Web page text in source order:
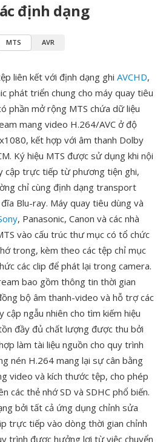
định dạng
MTS AVR
liên kết với định dạng ghi AVCHD,
phát triển chung cho máy quay tiêu
phần mở rộng MTS chứa dữ liệu
mang video H.264/AVC ở độ
kết hợp với âm thanh Dolby
Ký hiệu MTS được sử dụng khi nội
cập trực tiếp từ phương tiện ghi,
chỉ cùng định dạng transport
Blu-ray. Máy quay tiêu dùng và
, Panasonic, Canon và các nhà
vào cấu trúc thư mục có tổ chức
trong, kèm theo các tệp chỉ mục
các clip để phát lại trong camera.
bao gồm thông tin thời gian
bộ âm thanh-video và hỗ trợ các
cập ngẫu nhiên cho tìm kiếm hiệu
đầy đủ chất lượng được thu bởi
làm tài liệu nguồn cho quy trình
nén H.264 mang lại sự cân bằng
video và kích thước tệp, cho phép
các thẻ nhớ SD và SDHC phổ biến.
bởi tất cả ứng dụng chỉnh sửa
trực tiếp vào dòng thời gian chỉnh
trình được hưởng lợi từ việc chuyển